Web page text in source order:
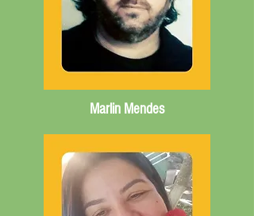
Marlin Mendes